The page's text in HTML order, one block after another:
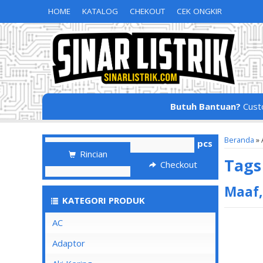
HOME KATALOG CHEKOUT CEK ONGKIR
Butuh Bantuan?
Beranda »
Tags
pcs
Rincian
Checkout
KATEGORI PRODUK
AC
Adaptor